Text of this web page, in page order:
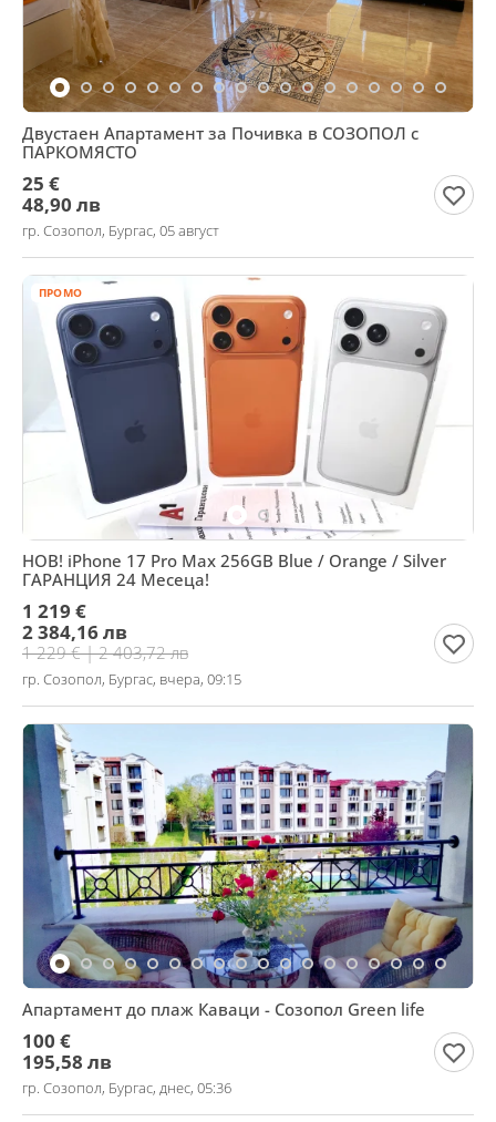
Двустаен Апартамент за Почивка в СОЗОПОЛ с
ПАРКОМЯСТО
25 €
48,90 лв
гр. Созопол, Бургас, 05 август
ПРОМО
НОВ! iPhone 17 Pro Max 256GB Blue / Orange / Silver
ГАРАНЦИЯ 24 Месеца!
1 219 €
2 384,16 лв
1 229 € | 2 403,72 лв
гр. Созопол, Бургас, вчера, 09:15
Апартамент до плаж Каваци - Созопол Green life
100 €
195,58 лв
гр. Созопол, Бургас, днес, 05:36